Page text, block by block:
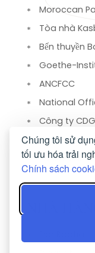
Chúng tôi sử
tối ưu hóa trải
Chính sách
Moroccan
Tòa nhà
Bến thuyền
Goethe-
ANCFCC
National
Công ty CDG
Tháp
National
NHÀ